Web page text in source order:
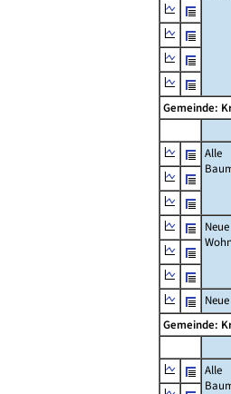
Gemeinde:
Alle
Neue
Gemeinde:
Alle